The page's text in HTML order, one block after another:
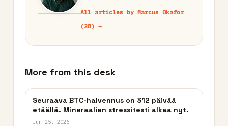
All articles by Marcus Okafor
(28) →
More from this desk
Seuraava BTC-halvennus on 312 päivää
etäällä. Mineraalien stressitesti alkaa nyt.
Jun 25, 2026